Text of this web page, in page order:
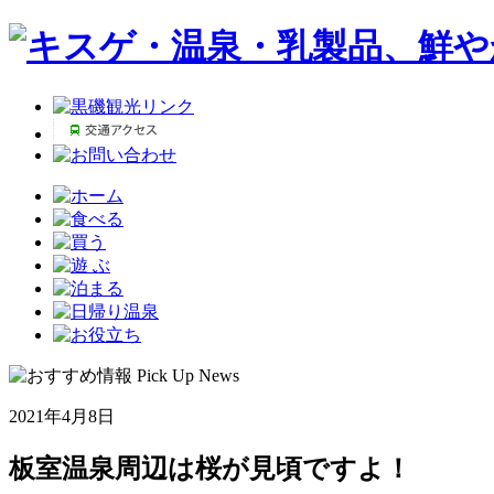
2021年4月8日
板室温泉周辺は桜が見頃ですよ！